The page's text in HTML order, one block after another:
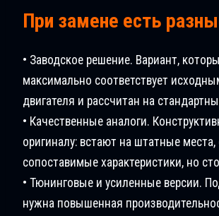
При замене есть
• Заводское решение. Вариант,
максимально соответствует
двигателя и рассчитан на
• Качественные аналоги.
оригиналу: встают на штатные
сопоставимые характеристики, но
• Тюнинговые и усиленные версии.
нужна повышенная